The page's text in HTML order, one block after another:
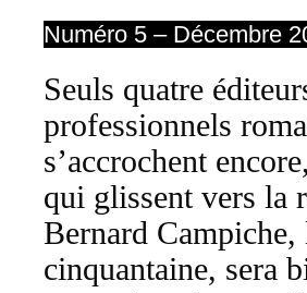
Numéro 5 – Décembre
Seuls quatre
professionnels
s’accrochent
qui glissent vers la
Bernard Campiche,
cinquantaine, sera